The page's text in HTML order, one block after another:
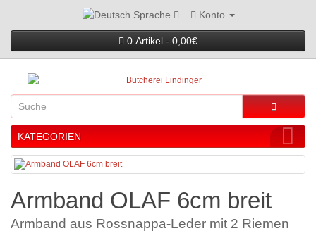
Sprache Konto
0 Artikel - 0,00€
KATEGORIEN
Armband OLAF 6cm breit
Armband aus Rossnappa-Leder mit 2 Riemen